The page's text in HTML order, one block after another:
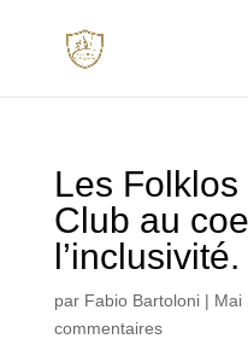
Les
Club au
l’inclusivité.
par Fabio Bartoloni| Mai
commentaires